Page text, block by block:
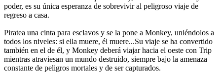
poder, es su única esperanza de sobrevivir al peligroso viaje de
regreso a casa.
Piratea una cinta para esclavos y se la pone a Monkey, uniéndolos a
todos los niveles: si ella muere, él muere...Su viaje se ha convertido
también en el de él, y Monkey deberá viajar hacia el oeste con Trip
mientras atraviesan un mundo destruido, siempre bajo la amenaza
constante de peligros mortales y de ser capturados.